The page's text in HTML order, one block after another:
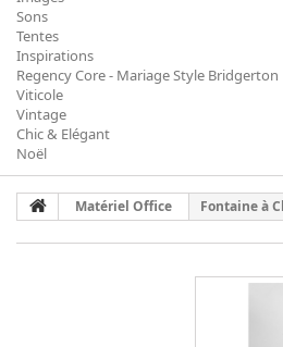
Sons
Tentes
Inspirations
Regency Core - Mariage Style Bridgerton
Viticole
Vintage
Chic & Elégant
Noël
Matériel Office Fontaine à